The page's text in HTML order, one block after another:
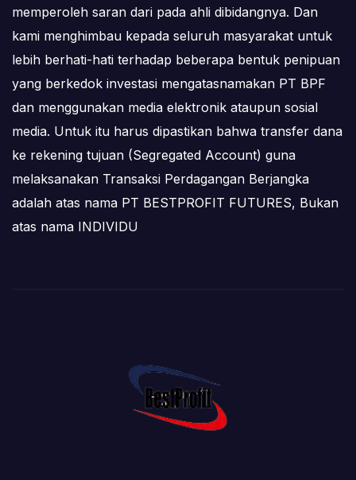
memperoleh saran dari pada ahli dibidangnya. Dan
kami menghimbau kepada seluruh masyarakat untuk
lebih berhati-hati terhadap beberapa bentuk penipuan
yang berkedok investasi mengatasnamakan PT BPF
dan menggunakan media elektronik ataupun sosial
media. Untuk itu harus dipastikan bahwa transfer dana
ke rekening tujuan (Segregated Account) guna
melaksanakan Transaksi Perdagangan Berjangka
adalah atas nama PT BESTPROFIT FUTURES, Bukan
atas nama INDIVIDU